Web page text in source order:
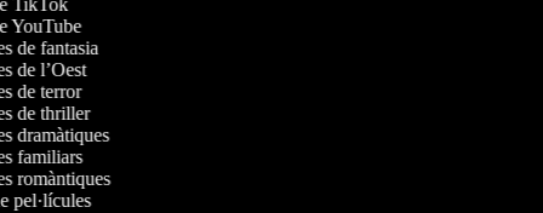
TikTok
YouTube
de fantasia
de l’Oest
de terror
de thriller
dramàtiques
familiars
romàntiques
pel·lícules